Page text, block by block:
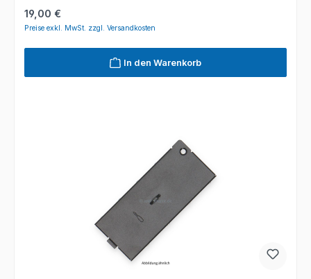
Regulärer Preis:
19,00 €
Preise exkl. MwSt. zzgl. Versandkosten
In den Warenkorb